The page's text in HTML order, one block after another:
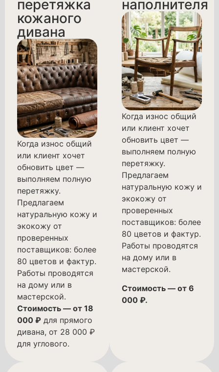
перетяжка
кожаного
дивана
Когда износ общий
или клиент хочет
обновить цвет —
выполняем полную
перетяжку.
Предлагаем
натуральную кожу и
экокожу от
проверенных
поставщиков: более
80 цветов и фактур.
Работы проводятся
на дому или в
мастерской.
Стоимость — от 18
000 ₽ для прямого
дивана, от 28 000 ₽
для углового.
наполнителя
Когда износ общий
или клиент хочет
обновить цвет —
выполняем полную
перетяжку.
Предлагаем
натуральную кожу и
экокожу от
проверенных
поставщиков: более
80 цветов и фактур.
Работы проводятся
на дому или в
мастерской.
Стоимость — от 6
000 ₽.